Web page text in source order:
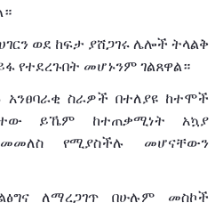
ሀገርን ወደ ከፍታ ያሸጋገሩ ሌሎች ትላልቅ
የተደረጉበት መሆኑንም ገልጸዋል።
አንፀባራቂ ስራዎች በተለያዩ ከተሞች
ይኼም ከተጠቃሚነት
አኳያ
መመለስ የሚያስችሉ
መሆናቸውን
ለማረጋገጥ በሁሉም
መስኮች